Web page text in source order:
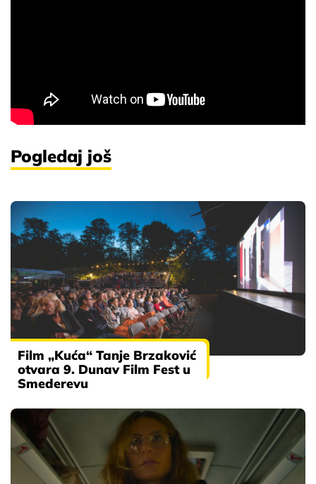
Pogledaj još
Film „Kuća“ Tanje Brzaković
otvara 9. Dunav Film Fest u
Smederevu